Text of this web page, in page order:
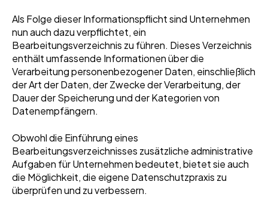
Als Folge dieser Informationspflicht sind Unternehmen
nun auch dazu verpflichtet, ein
Bearbeitungsverzeichnis zu führen. Dieses Verzeichnis
enthält umfassende Informationen über die
Verarbeitung personenbezogener Daten, einschließlich
der Art der Daten, der Zwecke der Verarbeitung, der
Dauer der Speicherung und der Kategorien von
Datenempfängern.
Obwohl die Einführung eines
Bearbeitungsverzeichnisses zusätzliche administrative
Aufgaben für Unternehmen bedeutet, bietet sie auch
die Möglichkeit, die eigene Datenschutzpraxis zu
überprüfen und zu verbessern.